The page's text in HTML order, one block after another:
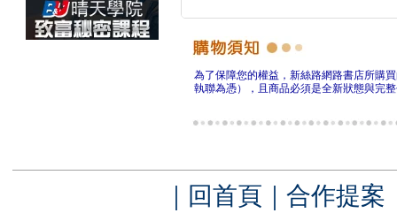
為了保障您的權益，新絲路網路書店所購
執聯為憑），且商品必須是全新狀態與完
｜ 回首頁 ｜ 合作提案